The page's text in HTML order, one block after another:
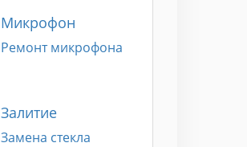
Микрофон
Ремонт микрофона
Залитие
Замена стекла